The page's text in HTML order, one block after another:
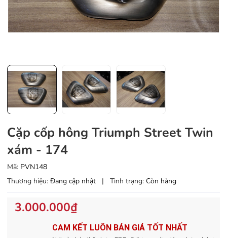
Cặp cốp hông Triumph Street Twin
xám - 174
Mã: PVN148
Thương hiệu: Đang cập nhật | Tình trạng: Còn hàng
3.000.000₫
CAM KẾT LUÔN BÁN GIÁ TỐT NHẤT